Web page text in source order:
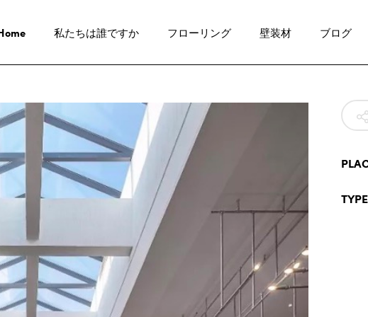
私たちは誰ですか フローリング 壁装材 ブログ